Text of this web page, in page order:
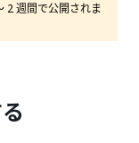
2 週間で公開されま